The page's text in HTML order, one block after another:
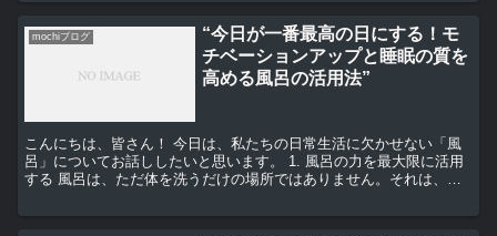
mochiブログ
“今日が一番最高の日にする！モ
チベーションアップと睡眠の質を
高める風呂の活用法”
こんにちは、皆さん！ 今日は、私たちの日常生活に欠かせない「風
呂」についてお話ししたいと思います。 1. 風呂の力を最大限に活用
する 風呂は、ただ体を洗うだけの場所ではありません。それは、私